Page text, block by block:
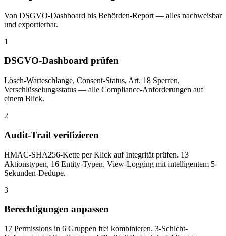
Von DSGVO-Dashboard bis Behörden-Report — alles nachweisbar
und exportierbar.
1
DSGVO-Dashboard prüfen
Lösch-Warteschlange, Consent-Status, Art. 18 Sperren,
Verschlüsselungsstatus — alle Compliance-Anforderungen auf
einem Blick.
2
Audit-Trail verifizieren
HMAC-SHA256-Kette per Klick auf Integrität prüfen. 13
Aktionstypen, 16 Entity-Typen. View-Logging mit intelligentem 5-
Sekunden-Dedupe.
3
Berechtigungen anpassen
17 Permissions in 6 Gruppen frei kombinieren. 3-Schicht-